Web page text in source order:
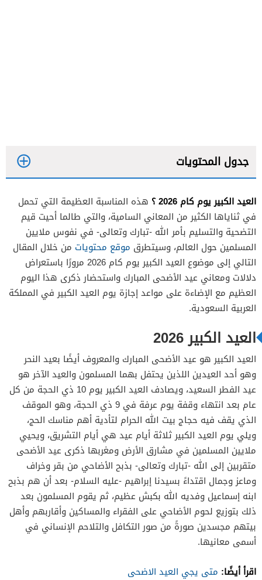
جدول المحتويات
العيد الكبير يوم كام 2026 ؟
هذه المناسبة العظيمة التي تحمل
في ثناياها الكثير من المعاني السامية، والتي طالما أحيت قيم
التضحية والتسليم بأمر الله -تبارك وتعالى- في نفوس ملايين
المسلمين حول العالم، وسيتطرق موقع محتويات من خلال المقال
التالي إلى موضوع العيد الكبير يوم كام 2026 مرورًا باستعراض
دلالات ومعاني عيد الأضحى المبارك واستحضار ذكرى هذا اليوم
العظيم مع الإضاءة على مواعد إجازة يوم العيد الكبير في المملكة
العربية السعودية.
العيد الكبير 2026
العيد الكبير هو عيد الأضحى المبارك والمعروف أيضًا بعيد النحر
وهو أحد العيدين اللذين يحتفل بهما المسلمون والعيد الآخر هو
عيد الفطر السعيد، ويصادف العيد الكبير يوم 10 ذي الحجة من كل
عام بعد انتهاء وقفة يوم عرفة في 9 ذي الحجة، وهو الموقف
الذي يقف فيه حجاج بيت الله الحرام لتأدية أهم مناسك الحج،
ويلي يوم العيد الكبير ثلاثة أيام عيد هي أيام التشريق، ويحيي
ملايين المسلمين في مشارق الأرض ومغربها ذكرى عيد الأضحى
متقربين إلى الله -تبارك وتعالى- بذبح الأضاحي من بقر وخراف
وماعز وجمال اقتداءً بسيدنا إبراهيم -عليه السلام- بعد أن هم بذبح
ابنه إسماعيل وفديه الله بكبش عظيم، ثم يقوم المسلمون بعد
ذلك بتوزيع لحوم الأضاحي على الفقراء والمساكين وأقاربهم وأهل
بيتهم مجسدين صورةً من صور التكافل والتلاحم الإنساني في
أسمى معانيها.
اقرأ أيضًا: متى يجي العيد الاضحى